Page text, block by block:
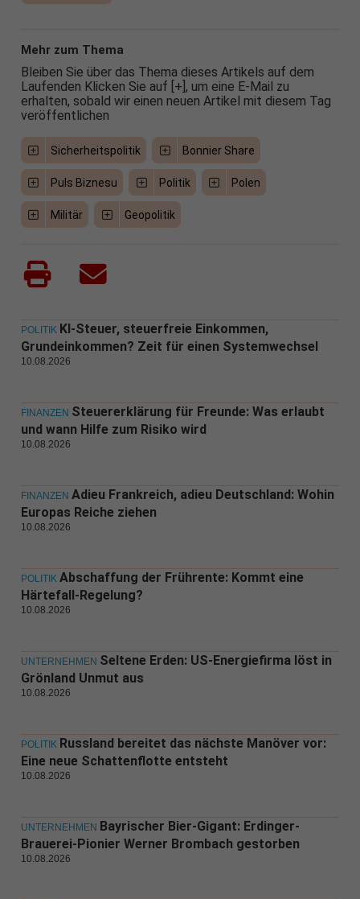
Mehr zum Thema
Bleiben Sie über das Thema dieses Artikels auf dem
Laufenden Klicken Sie auf [+], um eine E-Mail zu
erhalten, sobald wir einen neuen Artikel mit diesem Tag
veröffentlichen
Sicherheitspolitik Bonnier Share
Puls Biznesu Politik Polen
Militär Geopolitik
POLITIK KI-Steuer, steuerfreie Einkommen,
Grundeinkommen? Zeit für einen Systemwechsel
10.08.2026
FINANZEN Steuererklärung für Freunde: Was erlaubt
und wann Hilfe zum Risiko wird
10.08.2026
FINANZEN Adieu Frankreich, adieu Deutschland: Wohin
Europas Reiche ziehen
10.08.2026
POLITIK Abschaffung der Frührente: Kommt eine
Härtefall-Regelung?
10.08.2026
UNTERNEHMEN Seltene Erden: US-Energiefirma löst in
Grönland Unmut aus
10.08.2026
POLITIK Russland bereitet das nächste Manöver vor:
Eine neue Schattenflotte entsteht
10.08.2026
UNTERNEHMEN Bayrischer Bier-Gigant: Erdinger-
Brauerei-Pionier Werner Brombach gestorben
10.08.2026